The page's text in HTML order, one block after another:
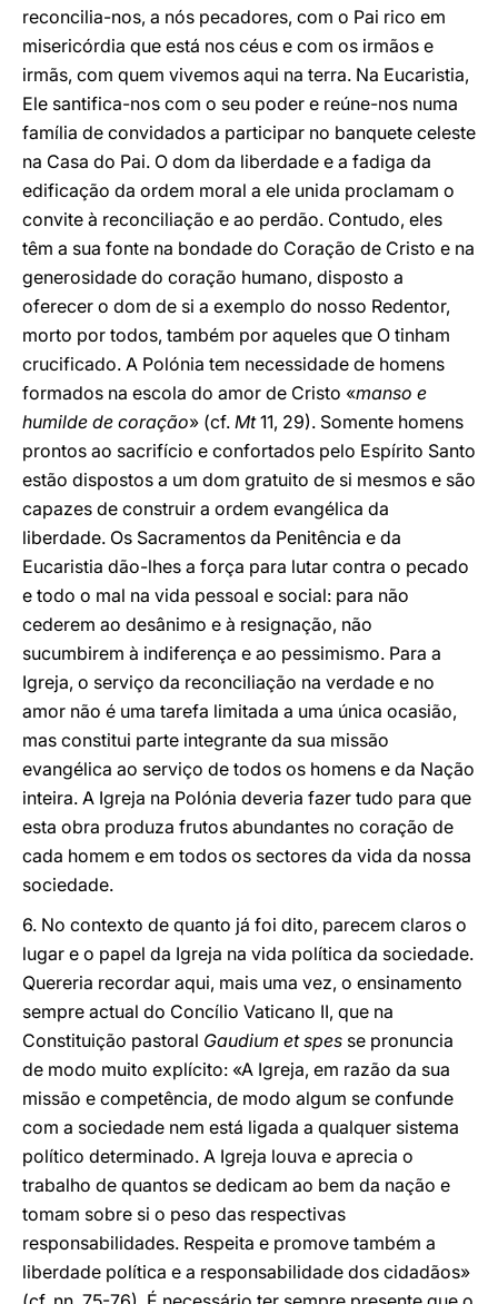
reconcilia-nos, a nós pecadores, com o Pai rico em
misericórdia que está nos céus e com os irmãos e
irmãs, com quem vivemos aqui na terra. Na Eucaristia,
Ele santifica-nos com o seu poder e reúne-nos numa
família de convidados a participar no banquete celeste
na Casa do Pai. O dom da liberdade e a fadiga da
edificação da ordem moral a ele unida proclamam o
convite à reconciliação e ao perdão. Contudo, eles
têm a sua fonte na bondade do Coração de Cristo e na
generosidade do coração humano, disposto a
oferecer o dom de si a exemplo do nosso Redentor,
morto por todos, também por aqueles que O tinham
crucificado. A Polónia tem necessidade de homens
formados na escola do amor de Cristo «manso e
humilde de coração» (cf. Mt11, 29). Somente homens
prontos ao sacrifício e confortados pelo Espírito Santo
estão dispostos a um dom gratuito de si mesmos e são
capazes de construir a ordem evangélica da
liberdade. Os Sacramentos da Penitência e da
Eucaristia dão-lhes a força para lutar contra o pecado
e todo o mal na vida pessoal e social: para não
cederem ao desânimo e à resignação, não
sucumbirem à indiferença e ao pessimismo. Para a
Igreja, o serviço da reconciliação na verdade e no
amor não é uma tarefa limitada a uma única ocasião,
mas constitui parte integrante da sua missão
evangélica ao serviço de todos os homens e da Nação
inteira. A Igreja na Polónia deveria fazer tudo para que
esta obra produza frutos abundantes no coração de
cada homem e em todos os sectores da vida da nossa
sociedade.
6. No contexto de quanto já foi dito, parecem claros o
lugar e o papel da Igreja na vida política da sociedade.
Quereria recordar aqui, mais uma vez, o ensinamento
sempre actual do Concílio Vaticano II, que na
Constituição pastoral Gaudium et spes se pronuncia
de modo muito explícito: «A Igreja, em razão da sua
missão e competência, de modo algum se confunde
com a sociedade nem está ligada a qualquer sistema
político determinado. A Igreja louva e aprecia o
trabalho de quantos se dedicam ao bem da nação e
tomam sobre si o peso das respectivas
responsabilidades. Respeita e promove também a
liberdade política e a responsabilidade dos cidadãos»